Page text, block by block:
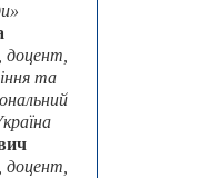
доцент,
та
доцент,